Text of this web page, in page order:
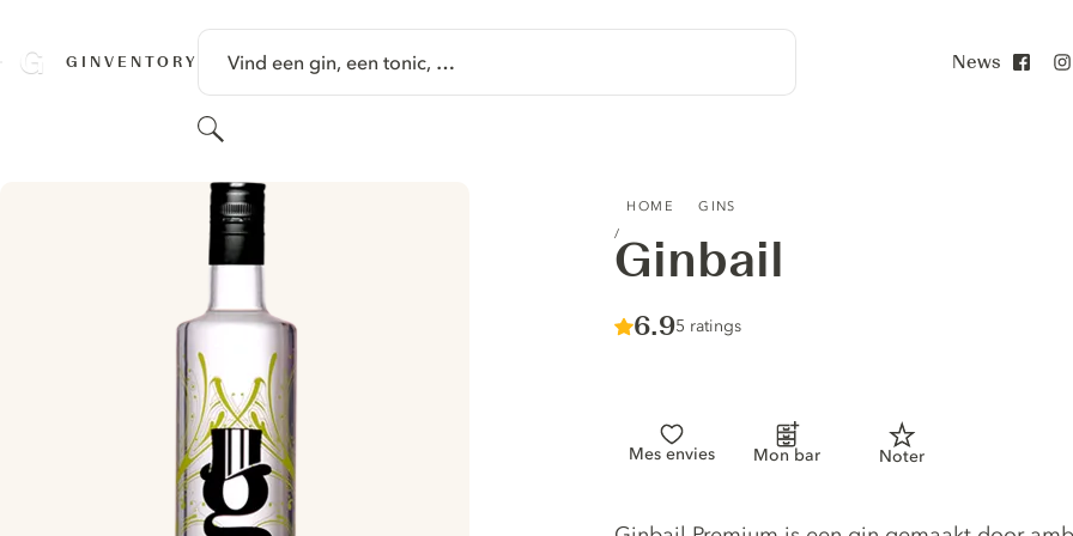
GINVENTORY Vind een gin, een tonic, …
Zoeken
News
HOME GINS
Ginbail
Score :
6.9/ 10
5 ratings
Mes envies Mon bar Noter